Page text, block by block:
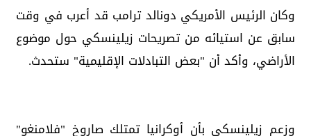
وكان الرئيس الأمريكي دونالد ترامب قد أعرب في وقت
سابق عن استيائه من تصريحات زيلينسكي حول موضوع
الأراضي، وأكد أن "بعض التبادلات الإقليمية" ستحدث.
وزعم زيلينسكي بأن أوكرانيا تمتلك صاروخ "فلامنغو"